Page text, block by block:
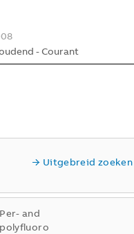
- Courant
Uitgebreid zoeken
Per- and
polyfluoro